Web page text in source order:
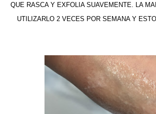
QUE RASCA Y EXFOLIA SUAVEMENTE. LA
UTILIZARLO 2 VECES POR SEMANA Y